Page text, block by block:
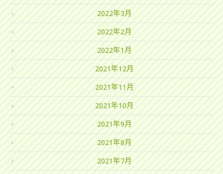
2022年3月
2022年2月
2022年1月
2021年12月
2021年11月
2021年10月
2021年9月
2021年8月
2021年7月